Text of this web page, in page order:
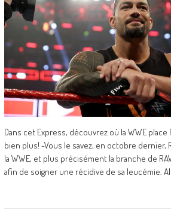
Dans cet Express, découvrez où la WWE place
bien plus! -Vous le savez, en octobre dernier,
la WWE, et plus précisément la branche de
afin de soigner une récidive de sa leucémie.